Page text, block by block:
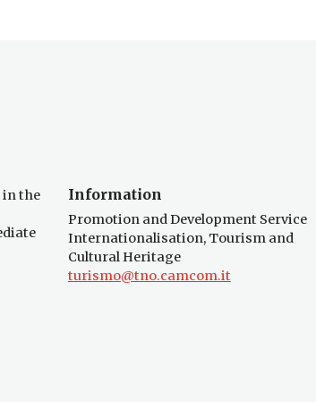
in the
Information
Promotion and Development Service
Internationalisation, Tourism and
Cultural Heritage
turismo@tno.camcom.it